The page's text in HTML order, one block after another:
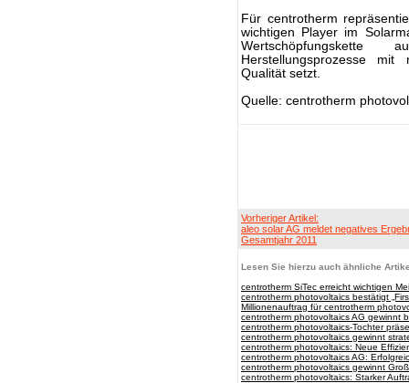
Für centrotherm
wichtigen Player im
Wertschöpfungskette
Herstellungsprozesse mit
Qualität setzt.
Quelle: centrotherm
Vorheriger Artikel:
aleo solar AG meldet negatives
Gesamtjahr 2011
Lesen Sie hierzu auch ähnliche
centrotherm SiTec erreicht wichtigen
centrotherm photovoltaics bestätigt
Millionenauftrag für centrotherm
centrotherm photovoltaics AG gewinnt
centrotherm photovoltaics-Tochter
centrotherm photovoltaics gewinnt
centrotherm photovoltaics: Neue
centrotherm photovoltaics AG:
centrotherm photovoltaics gewinnt
centrotherm photovoltaics: Starker